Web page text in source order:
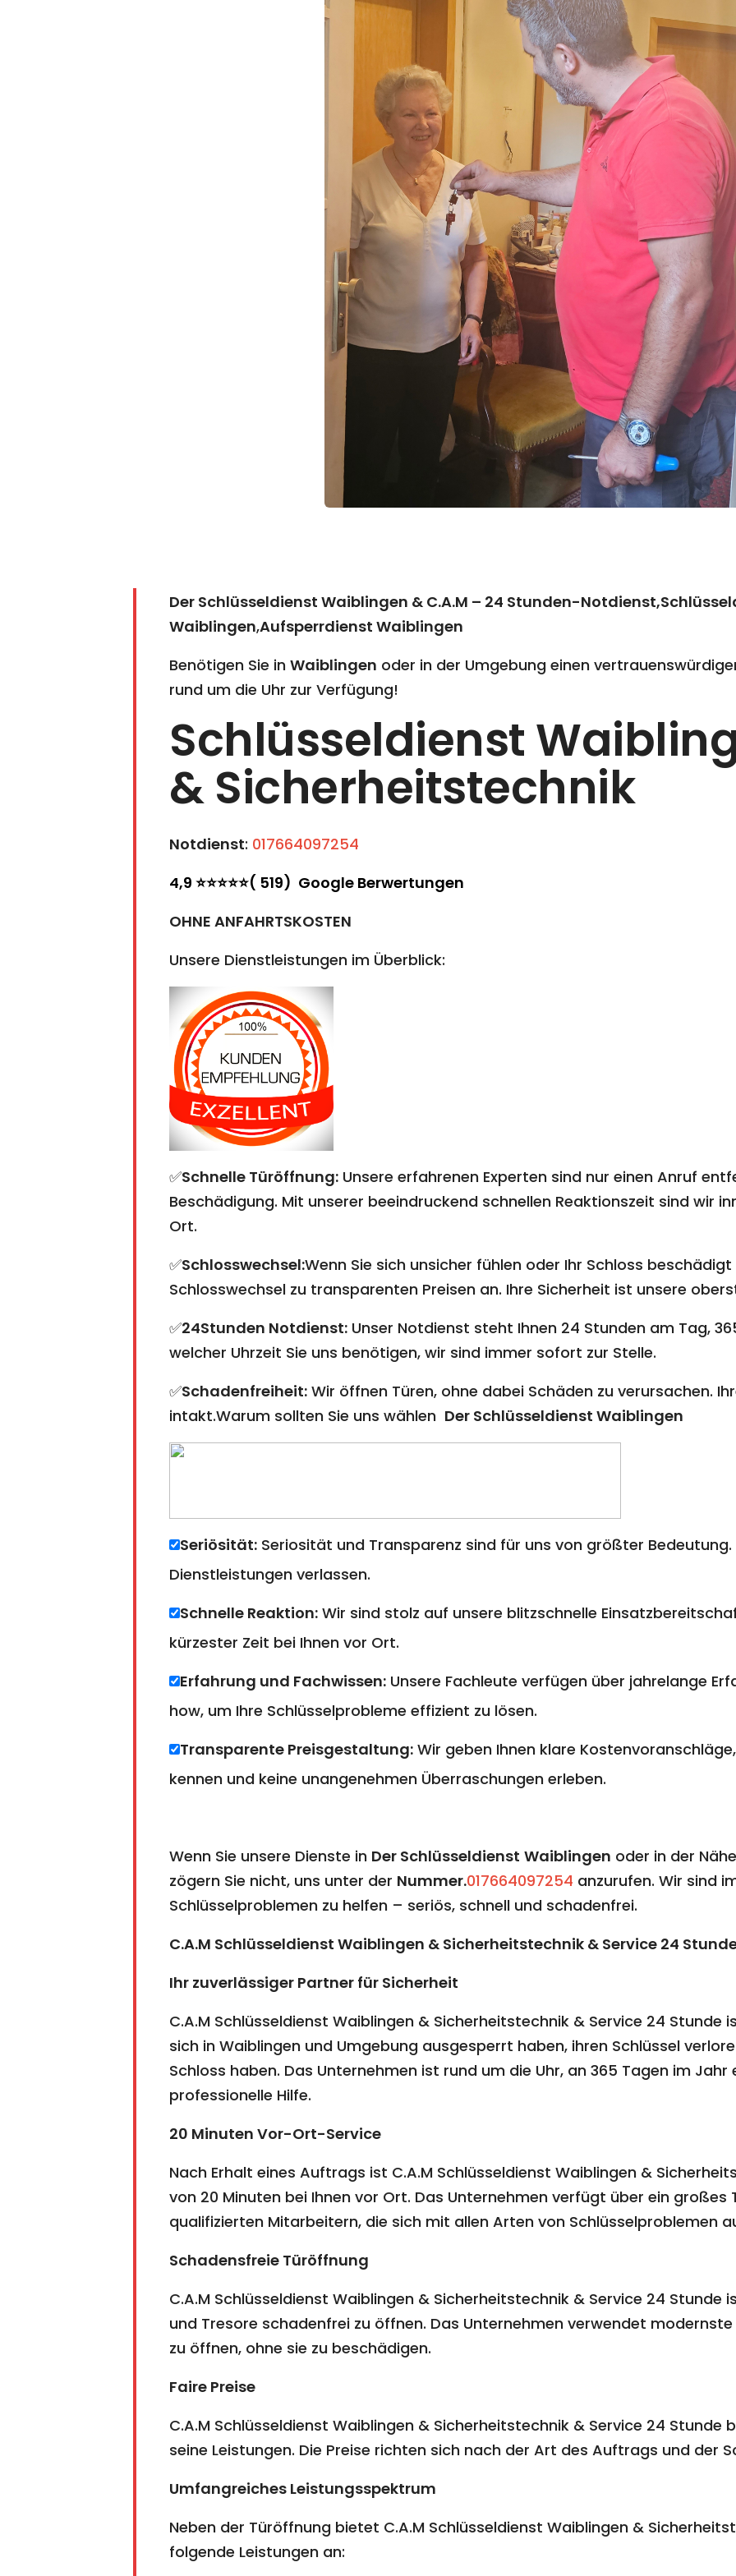
Der Schlüsseldienst Waiblingen & C.A.M – 24 Stunden-
Waiblingen,Aufsperrdienst Waiblingen
Benötigen Sie in Waiblingen oder in der Umgebung einen
rund um die Uhr zur Verfügung!
Schlüsseldienst
& Sicherheitstechnik
Notdienst: 017664097254
4,9 ⭐⭐⭐⭐⭐( 519) Google Berwertungen
OHNE ANFAHRTSKOSTEN
Unsere Dienstleistungen im Überblick:
✅Schnelle Türöffnung: Unsere erfahrenen Experten sind nur einen Anruf
Beschädigung. Mit unserer beeindruckend schnellen Reaktionszeit sind wir
Ort.
✅Schlosswechsel:Wenn Sie sich unsicher fühlen oder Ihr Schloss
Schlosswechsel zu transparenten Preisen an. Ihre Sicherheit ist unsere
✅24Stunden Notdienst: Unser Notdienst steht Ihnen 24 Stunden am Tag,
welcher Uhrzeit Sie uns benötigen, wir sind immer sofort zur Stelle.
✅Schadenfreiheit: Wir öffnen Türen, ohne dabei Schäden zu verursachen.
intakt.Warum sollten Sie uns wählen Der Schlüsseldienst Waiblingen
Seriösität: Seriosität und Transparenz sind für uns von größter
Dienstleistungen verlassen.
Schnelle Reaktion: Wir sind stolz auf unsere blitzschnelle
kürzester Zeit bei Ihnen vor Ort.
Erfahrung und Fachwissen: Unsere Fachleute verfügen über jahrelange
how, um Ihre Schlüsselprobleme effizient zu lösen.
Transparente Preisgestaltung: Wir geben Ihnen klare
kennen und keine unangenehmen Überraschungen erleben.
Wenn Sie unsere Dienste in Der Schlüsseldienst Waiblingen oder in der
zögern Sie nicht, uns unter der Nummer.017664097254 anzurufen. Wir sind
Schlüsselproblemen zu helfen – seriös, schnell und schadenfrei.
C.A.M Schlüsseldienst Waiblingen & Sicherheitstechnik & Service 24
Ihr zuverlässiger Partner für Sicherheit
C.A.M Schlüsseldienst Waiblingen & Sicherheitstechnik & Service 24 Stunde
sich in Waiblingen und Umgebung ausgesperrt haben, ihren Schlüssel
Schloss haben. Das Unternehmen ist rund um die Uhr, an 365 Tagen im
professionelle Hilfe.
20 Minuten Vor-Ort-Service
Nach Erhalt eines Auftrags ist C.A.M Schlüsseldienst Waiblingen &
von 20 Minuten bei Ihnen vor Ort. Das Unternehmen verfügt über ein großes
qualifizierten Mitarbeitern, die sich mit allen Arten von Schlüsselproblemen
Schadensfreie Türöffnung
C.A.M Schlüsseldienst Waiblingen & Sicherheitstechnik & Service 24 Stunde
und Tresore schadenfrei zu öffnen. Das Unternehmen verwendet
zu öffnen, ohne sie zu beschädigen.
Faire Preise
C.A.M Schlüsseldienst Waiblingen & Sicherheitstechnik & Service 24
seine Leistungen. Die Preise richten sich nach der Art des Auftrags und der
Umfangreiches Leistungsspektrum
Neben der Türöffnung bietet C.A.M Schlüsseldienst Waiblingen &
folgende Leistungen an: